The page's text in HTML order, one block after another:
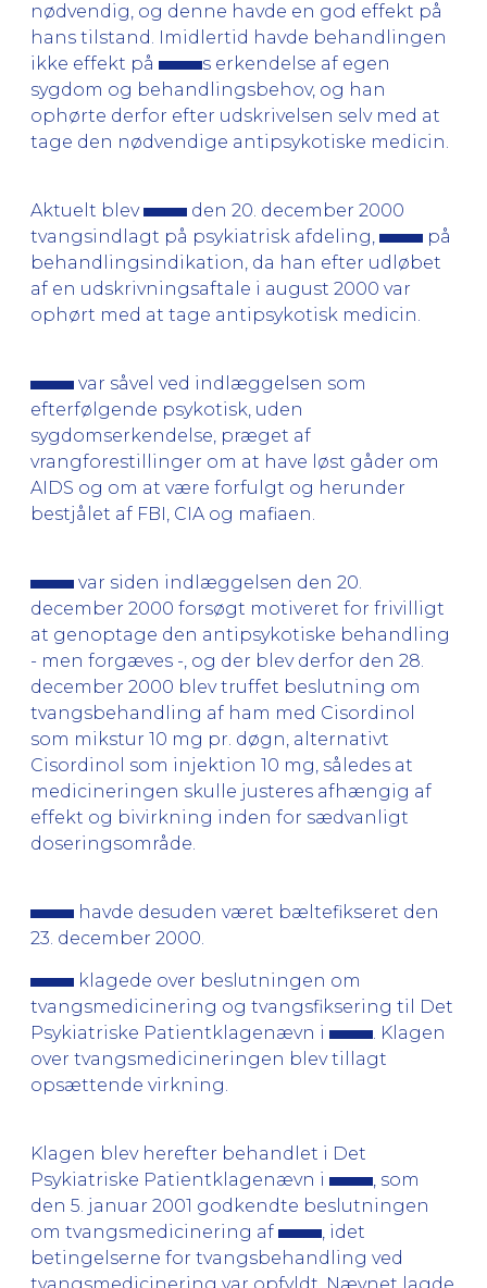
nødvendig, og denne havde en god effekt på
hans tilstand. Imidlertid havde behandlingen
ikke effekt på
s erkendelse af egen
sygdom og behandlingsbehov, og han
ophørte derfor efter udskrivelsen selv med at
tage den nødvendige antipsykotiske medicin.
Aktuelt blev
den 20. december 2000
tvangsindlagt på psykiatrisk afdeling,
på
behandlingsindikation, da han efter udløbet
af en udskrivningsaftale i august 2000 var
ophørt med at tage antipsykotisk medicin.
var såvel ved indlæggelsen som
efterfølgende psykotisk, uden
sygdomserkendelse, præget af
vrangforestillinger om at have løst gåder om
AIDS og om at være forfulgt og herunder
bestjålet af FBI, CIA og mafiaen.
var siden indlæggelsen den 20.
december 2000 forsøgt motiveret for frivilligt
at genoptage den antipsykotiske behandling
- men forgæves -, og der blev derfor den 28.
december 2000 blev truffet beslutning om
tvangsbehandling af ham med Cisordinol
som mikstur 10 mg pr. døgn, alternativt
Cisordinol som injektion 10 mg, således at
medicineringen skulle justeres afhængig af
effekt og bivirkning inden for sædvanligt
doseringsområde.
havde desuden været bæltefikseret den
23. december 2000.
klagede over beslutningen om
tvangsmedicinering og tvangsfiksering til Det
Psykiatriske Patientklagenævn i
. Klagen
over tvangsmedicineringen blev tillagt
opsættende virkning.
Klagen blev herefter behandlet i Det
Psykiatriske Patientklagenævn i
, som
den 5. januar 2001 godkendte beslutningen
om tvangsmedicinering af
, idet
betingelserne for tvangsbehandling ved
tvangsmedicinering var opfyldt. Nævnet lagde